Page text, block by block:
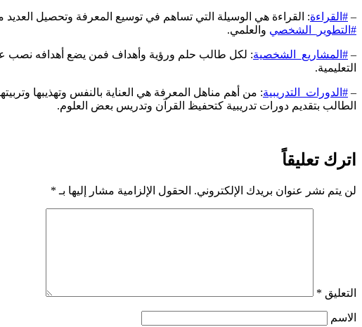
– #القراءة: القراءة هي الوسيلة التي تساهم في توسيع المعرفة وتحصيل العديد
#التطوير_الشخصي والعلمي.
– #المشاريع_الشخصية: لكل طالب حلم ورؤية وأهداف فمن يضع أهدافه نصب
التعليمية.
– #الدورات_التدريبية: من أهم مناهل المعرفة هي العناية بالنفس وتهذيبها
الطالب بتقديم دورات تدريبية كتحفيظ القرآن وتدريس بعض العلوم.
اترك تعليقاً
لن يتم نشر عنوان بريدك الإلكتروني. الحقول الإلزامية مشار إليها بـ *
التعليق *
الاسم